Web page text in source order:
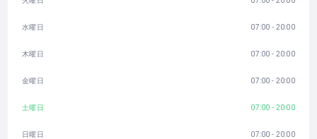
水曜日 07:00 - 20:00
木曜日 07:00 - 20:00
金曜日 07:00 - 20:00
土曜日 07:00 - 20:00
日曜日 07:00 - 20:00